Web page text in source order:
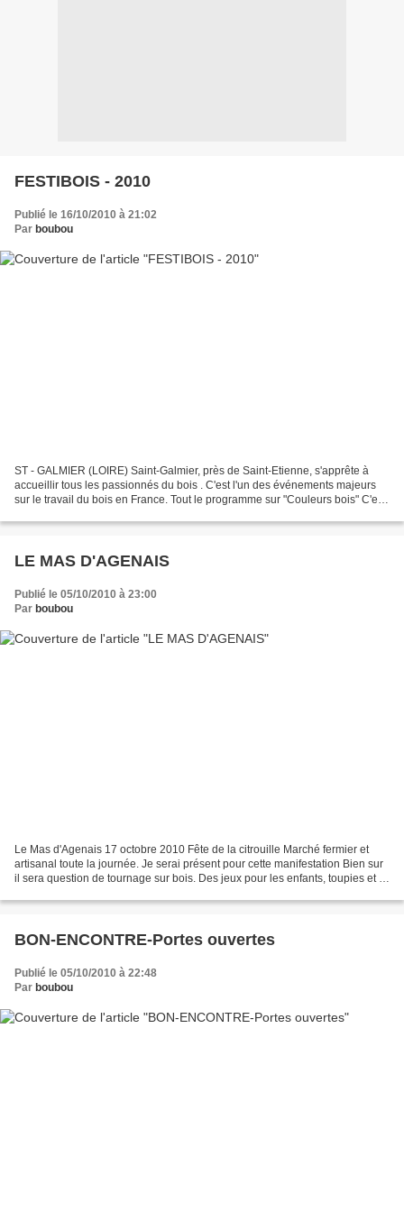
FESTIBOIS - 2010
Publié le 16/10/2010 à 21:02
Par boubou
ST - GALMIER (LOIRE) Saint-Galmier, près de Saint-Etienne, s'apprête à
accueillir tous les passionnés du bois . C'est l'un des événements majeurs
sur le travail du bois en France. Tout le programme sur "Couleurs bois" C'est
LE MAS D'AGENAIS
Publié le 05/10/2010 à 23:00
Par boubou
Le Mas d'Agenais 17 octobre 2010 Fête de la citrouille Marché fermier et
artisanal toute la journée. Je serai présent pour cette manifestation Bien sur
il sera question de tournage sur bois. Des jeux pour les enfants, toupies et la
BON-ENCONTRE-Portes ouvertes
Publié le 05/10/2010 à 22:48
Par boubou